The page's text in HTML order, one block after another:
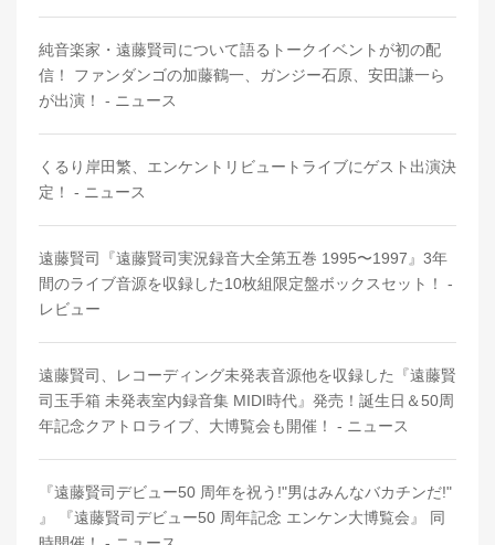
純音楽家・遠藤賢司について語るトークイベントが初の配
信！ ファンダンゴの加藤鶴一、ガンジー石原、安田謙一ら
が出演！ - ニュース
くるり岸田繁、エンケントリビュートライブにゲスト出演決
定！ - ニュース
遠藤賢司『遠藤賢司実況録音大全第五巻 1995〜1997』3年
間のライブ音源を収録した10枚組限定盤ボックスセット！ -
レビュー
遠藤賢司、レコーディング未発表音源他を収録した『遠藤賢
司玉手箱 未発表室内録音集 MIDI時代』発売！誕生日＆50周
年記念クアトロライブ、大博覧会も開催！ - ニュース
『遠藤賢司デビュー50 周年を祝う!"男はみんなバカチンだ!"
』 『遠藤賢司デビュー50 周年記念 エンケン大博覧会』 同